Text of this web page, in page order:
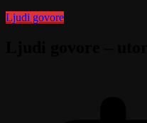
Ljudi govore